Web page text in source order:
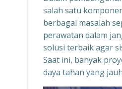
salah satu
berbagai masalah
perawatan dalam
solusi terbaik agar
Saat ini, banyak
daya tahan yang